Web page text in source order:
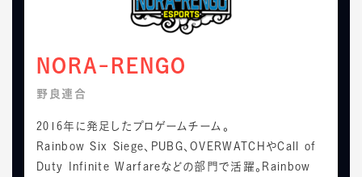
NORA-RENGO
野良連合
2016年に発足したプロゲームチーム。
Rainbow Six Siege、PUBG、OVERWATCHやCall of
Duty Infinite Warfareなどの部門で活躍。Rainbow